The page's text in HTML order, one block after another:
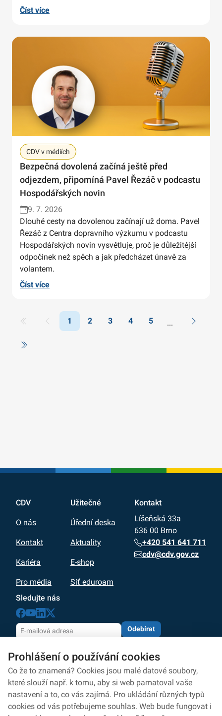
Číst více
CDV v médiích
Bezpečná dovolená začíná ještě před
odjezdem, připomíná Pavel Řezáč v podcastu
Hospodářských novin
9. 7. 2026
Dlouhé cesty na dovolenou začínají už doma. Pavel
Řezáč z Centra dopravního výzkumu v podcastu
Hospodářských novin vysvětluje, proč je důležitější
odpočinek než spěch a jak předcházet únavě za
volantem.
Číst více
1 2 3 4 5
CDV
O nás
Kontakt
Kariéra
Pro média
Užitečné
Úřední deska
Aktuality
E-shop
Síť eduroam
Kontakt
Líšeňská 33a
636 00 Brno
+420 541 641 711
cdv@cdv.gov.cz
Sledujte nás
Odebírat
dle zásadochrany osobních údajů
Zpracování osobních údajů
Ochrana osobních údajů
Ochrana oznamovatelů
Prohlášení o používání cookies
Co že to znamená? Cookies jsou malé datové soubory,
které slouží např. k tomu, aby si web pamatoval vaše
nastavení a to, co vás zajímá. Pro ukládání různých typů
cookies od vás potřebujeme souhlas. Web bude fungovat i